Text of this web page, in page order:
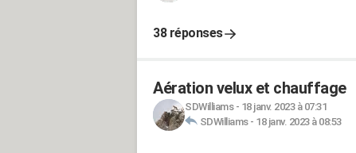
38 réponses
Aération velux et chauffage
SDWilliams- 18 janv. 2023 à 07:31
SDWilliams- 18 janv. 2023 à 08:53